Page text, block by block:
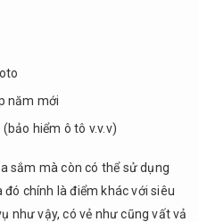
năm mới
hiểm ô tô v.v.v)
sắm mà còn có thể sử dụng
chính là điểm khác với siêu
như vậy, có vẻ như cũng vất vả